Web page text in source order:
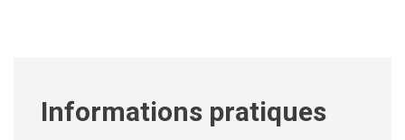
Informations pratiques